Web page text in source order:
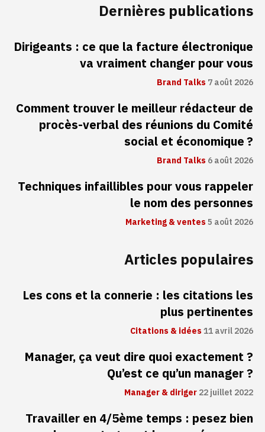
Dernières publications
Dirigeants : ce que la facture électronique
va vraiment changer pour vous
Brand Talks7 août 2026
Comment trouver le meilleur rédacteur de
procès-verbal des réunions du Comité
social et économique ?
Brand Talks6 août 2026
Techniques infaillibles pour vous rappeler
le nom des personnes
Marketing & ventes5 août 2026
Articles populaires
Les cons et la connerie : les citations les
plus pertinentes
Citations & idées11 avril 2026
Manager, ça veut dire quoi exactement ?
Qu’est ce qu’un manager ?
Manager & diriger22 juillet 2022
Travailler en 4/5ème temps : pesez bien